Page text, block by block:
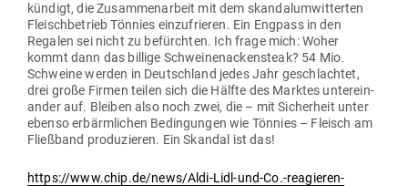
kündigt, die Zusam­men­arbeit mit dem skan­dal­um­wit­terten
Fleisch­be­trieb Tönnies ein­zu­frieren. Ein Engpass in den
Regalen sei nicht zu befürchten. Ich frage mich: Woher
kommt dann das billige Schwei­ne­na­cken­steak? 54 Mio.
Schweine werden in Deutschland jedes Jahr geschlachtet,
drei große Firmen teilen sich die Hälfte des Marktes unter­ein­
ander auf. Bleiben also noch zwei, die – mit Sicherheit unter
ebenso erbärm­lichen Bedin­gungen wie Tönnies – Fleisch am
Fließband pro­du­zieren. Ein Skandal ist das!
https://www.chip.de/news/Aldi-Lidl-und-Co.-reagieren-